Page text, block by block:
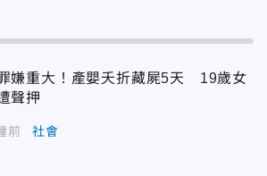
嫌重大！產嬰夭折藏屍5天 19歲女
聲押
前 社會